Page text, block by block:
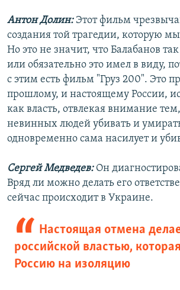
Антон Долин: Этот фильм
создания той трагедии, которую
Но это не значит, что Балабанов так
или обязательно это имел в виду,
с этим есть фильм "Груз 200". Это
прошлому, и настоящему России,
как власть, отвлекая внимание
невинных людей убивать и
одновременно сама насилует и
Сергей Медведев: Он
Вряд ли можно делать его
сейчас происходит в Украине.
Настоящая отмена
российской властью,
Россию на изоляцию